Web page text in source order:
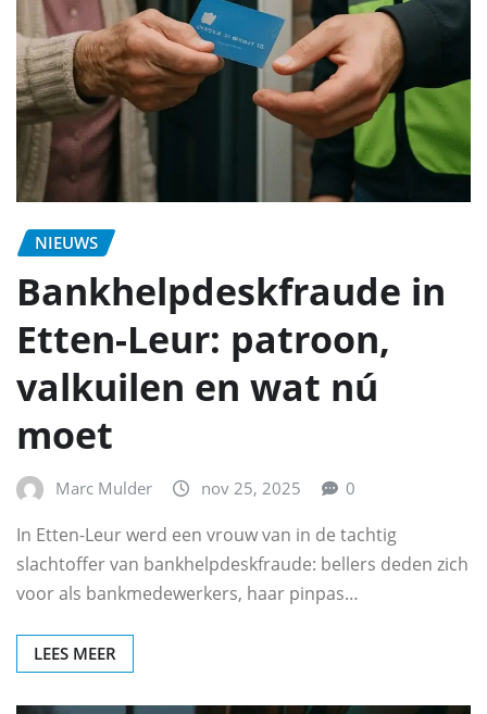
NIEUWS
Bankhelpdeskfraude in
Etten-Leur: patroon,
valkuilen en wat nú
moet
Marc Mulder nov 25, 2025 0
In Etten-Leur werd een vrouw van in de tachtig
slachtoffer van bankhelpdeskfraude: bellers deden zich
voor als bankmedewerkers, haar pinpas…
LEES MEER